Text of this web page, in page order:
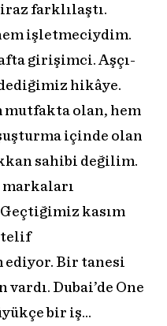
farklılaştı.
işletmeciydim.
girişimci. Aşçı-
hikâye.
mutfakta olan, hem
içinde olan
sahibi değilim.
kasım
ediyor. Bir tanesi
Dubai’de One
bir iş…